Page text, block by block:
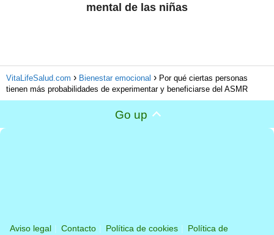
mental de las niñas
VitaLifeSalud.com Bienestar emocional
Por qué ciertas personas
tienen más probabilidades de experimentar y beneficiarse del ASMR
Go up
Aviso legal Contacto Política de cookies
Política de